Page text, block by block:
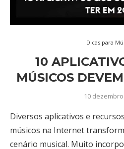
Dicas para
10
MÚSICOS
10 dezembro
Diversos aplicativos e
músicos na Internet
cenário musical. Muito